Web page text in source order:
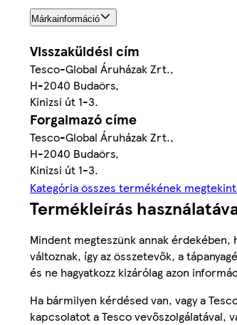
Márkainformáció
Visszaküldési cím
Tesco-Global Áruházak Zrt.,
H-2040 Budaörs,
Kinizsi út 1-3.
Forgalmazó címe
Tesco-Global Áruházak Zrt.,
H-2040 Budaörs,
Kinizsi út 1-3.
Kategória összes termékének
Termékleírás
Mindent megteszünk annak
változnak, így az összetevők, a
és ne hagyatkozz kizárólag azon
Ha bármilyen kérdésed van, vagy a
kapcsolatot a Tesco vevőszolgálatával,